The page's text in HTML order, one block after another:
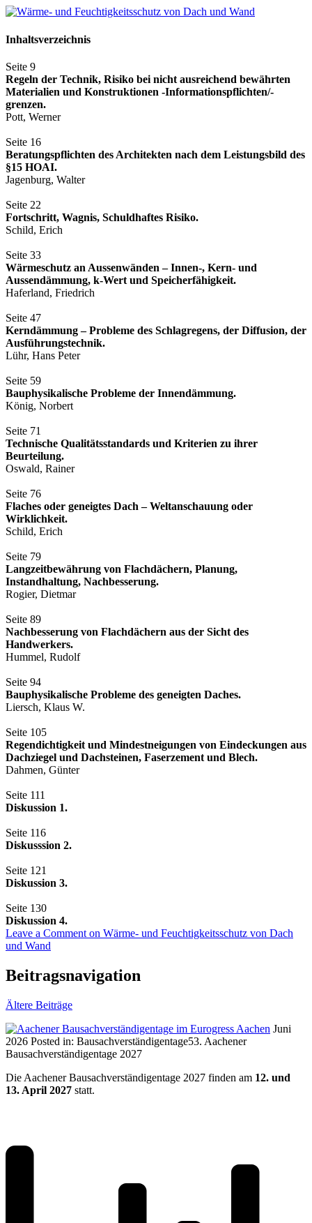
Inhaltsverzeichnis
Seite 9
Regeln der Technik, Risiko bei nicht ausreichend bewährten
Materialien und Konstruktionen -Informationspflichten/-
grenzen.
Pott, Werner
Seite 16
Beratungspflichten des Architekten nach dem Leistungsbild des
§15 HOAI.
Jagenburg, Walter
Seite 22
Fortschritt, Wagnis, Schuldhaftes Risiko.
Schild, Erich
Seite 33
Wärmeschutz an Aussenwänden – Innen-, Kern- und
Aussendämmung, k-Wert und Speicherfähigkeit.
Haferland, Friedrich
Seite 47
Kerndämmung – Probleme des Schlagregens, der Diffusion, der
Ausführungstechnik.
Lühr, Hans Peter
Seite 59
Bauphysikalische Probleme der Innendämmung.
König, Norbert
Seite 71
Technische Qualitätsstandards und Kriterien zu ihrer
Beurteilung.
Oswald, Rainer
Seite 76
Flaches oder geneigtes Dach – Weltanschauung oder
Wirklichkeit.
Schild, Erich
Seite 79
Langzeitbewährung von Flachdächern, Planung,
Instandhaltung, Nachbesserung.
Rogier, Dietmar
Seite 89
Nachbesserung von Flachdächern aus der Sicht des
Handwerkers.
Hummel, Rudolf
Seite 94
Bauphysikalische Probleme des geneigten Daches.
Liersch, Klaus W.
Seite 105
Regendichtigkeit und Mindestneigungen von Eindeckungen aus
Dachziegel und Dachsteinen, Faserzement und Blech.
Dahmen, Günter
Seite 111
Diskussion 1.
Seite 116
Diskusssion 2.
Seite 121
Diskussion 3.
Seite 130
Diskussion 4.
Leave a Comment on Wärme- und Feuchtigkeitsschutz von Dach
und Wand
Beitragsnavigation
Ältere Beiträge
Juni
2026 Posted in: Bausachverständigentage53. Aachener
Bausachverständigentage 2027
Die Aachener Bausachverständigentage 2027 finden am 12. und
13. April 2027 statt.